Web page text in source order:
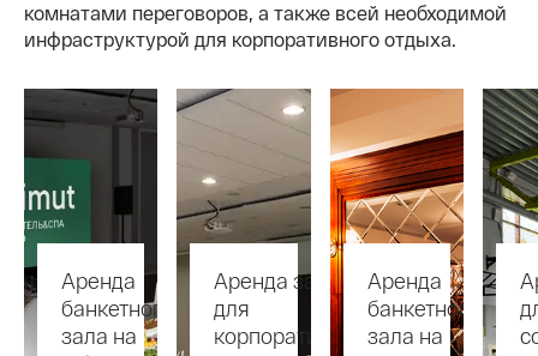
комнатами переговоров, а также всей необходимой
инфраструктурой для корпоративного отдыха.
Аренда
банкетного
зала на
Аренда залов
для
корпоративов
Аренда
банкетного
зала на